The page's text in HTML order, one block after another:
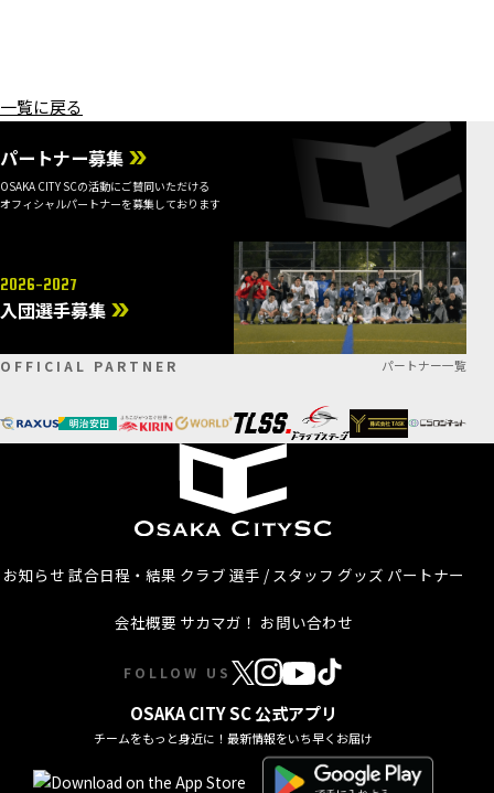
一覧に戻る
パートナー募集
OSAKA CITY SCの活動にご賛同いただける
オフィシャルパートナーを募集しております
2026-2027
入団選手募集
OFFICIAL PARTNER パートナー一覧
お知らせ 試合日程・結果 クラブ 選手 / スタッフ グッズ パートナー
会社概要 サカマガ！ お問い合わせ
FOLLOW US
OSAKA CITY SC 公式アプリ
チームをもっと身近に！最新情報をいち早くお届け